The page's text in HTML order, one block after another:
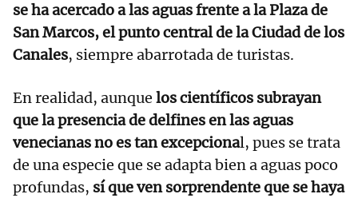
se ha acercado a las aguas frente a la Plaza de
San Marcos, el punto central de la Ciudad de los
Canales, siempre abarrotada de turistas.
En realidad, aunque los científicos subrayan
que la presencia de delfines en las aguas
venecianas no es tan excepcional, pues se trata
de una especie que se adapta bien a aguas poco
profundas, sí que ven sorprendente que se haya